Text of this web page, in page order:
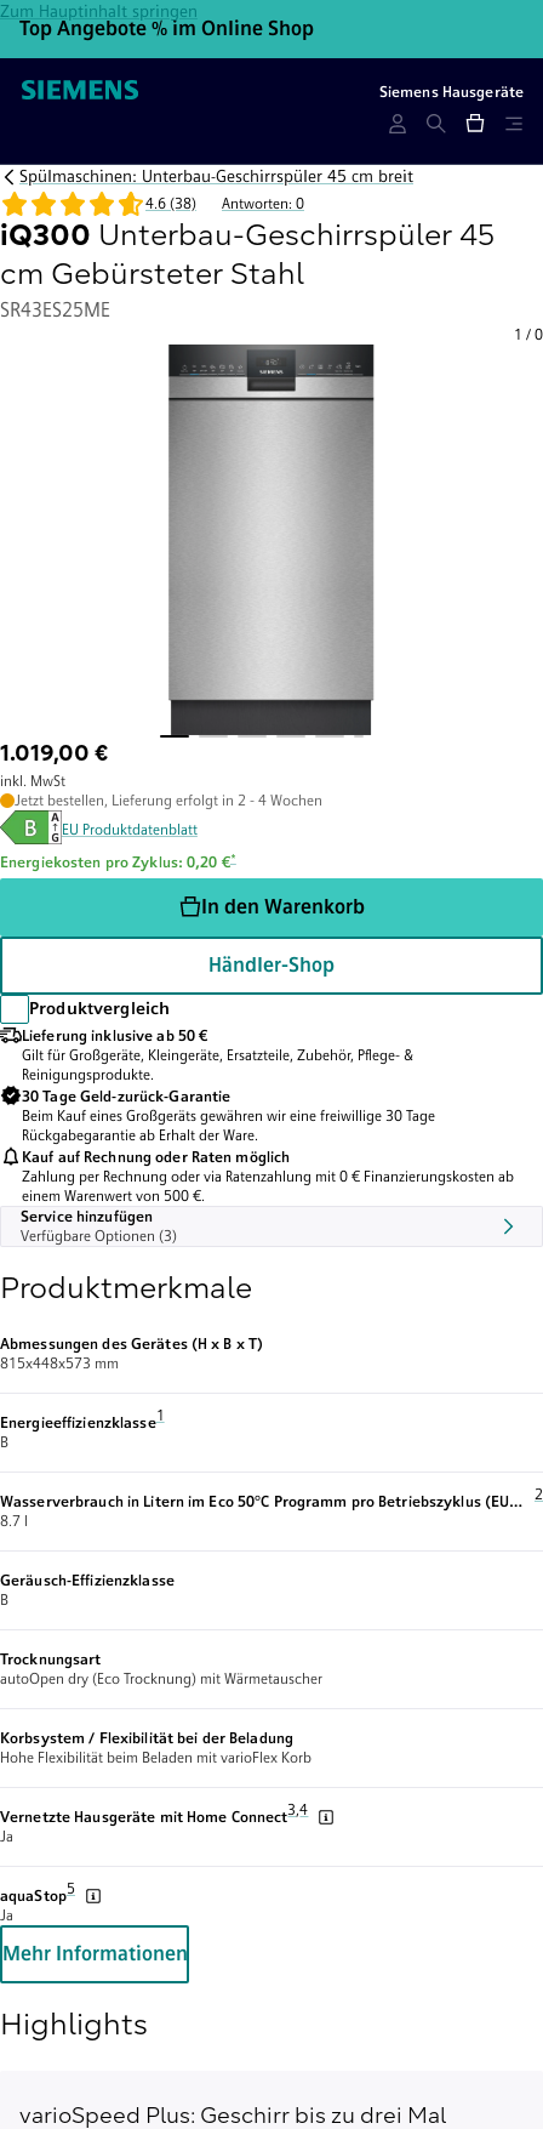
Zum Hauptinhalt springen
Top Angebote % im Online Shop
Siemens Hausgeräte
Spülmaschinen: Unterbau-Geschirrspüler 45 cm breit
iQ300 Unterbau-Geschirrspüler 45
cm Gebürsteter Stahl
SR43ES25ME
4.6 (38) Antworten: 0
1 / 0
1.019,00 €
inkl. MwSt
Jetzt bestellen, Lieferung erfolgt in 2 - 4 Wochen
EU Produktdatenblatt
Energiekosten pro Zyklus: 0,20 €Fußnote *: Schätzung basierend auf durchschnittlichem
*
In den Warenkorb
Händler-Shop
Produktvergleich
Lieferung inklusive ab 50 €
Gilt für Großgeräte, Kleingeräte, Ersatzteile, Zubehör, Pflege- &
Reinigungsprodukte.
30 Tage Geld-zurück-Garantie
Beim Kauf eines Großgeräts gewähren wir eine freiwillige 30 Tage
Rückgabegarantie ab Erhalt der Ware.
Kauf auf Rechnung oder Raten möglich
Zahlung per Rechnung oder via Ratenzahlung mit 0 € Finanzierungskosten ab
einem Warenwert von 500 €.
Service hinzufügen
Verfügbare Optionen (3)
Produktmerkmale
Abmessungen des Gerätes (H x B x T)
815x448x573 mm
EnergieeffizienzklasseFußnote 1: Auf einer Energieeffizienzklassen-Skala von A bis
1
B
Wasserverbrauch in Litern im Eco 50°C Programm pro Betriebszyklus (EU
2017/1369)
2
8.7 l
Geräusch-Effizienzklasse
B
Trocknungsart
autoOpen dry (Eco Trocknung) mit Wärmetauscher
Korbsystem / Flexibilität bei der Beladung
Hohe Flexibilität beim Beladen mit varioFlex Korb
Vernetzte Hausgeräte mit Home ConnectFußnote 3: Wir stellen von Zeit zu Zeit
3,,Fußnote 4: Einige der gezeigten
4
Ja
aquaStopFußnote 5: Garantiebedingungen findest du unter https://www.siemens-
5
Ja
Mehr Informationen
Highlights
varioSpeed Plus: Geschirr bis zu drei Mal